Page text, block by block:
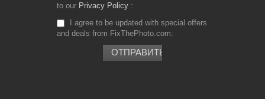
to our Privacy Policy
I agree to be updated with special offers
and deals from FixThePhoto.com